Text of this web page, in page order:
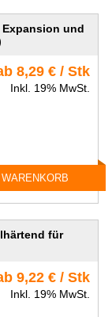
Expansion und
8,29 € / Stk
Inkl. 19% MwSt.
WARENKORB
für
9,22 € / Stk
Inkl. 19% MwSt.